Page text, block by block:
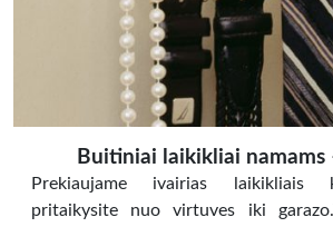
Buitiniai laikikliai namams
Prekiaujame ivairias laikikliais
pritaikysite nuo virtuves iki